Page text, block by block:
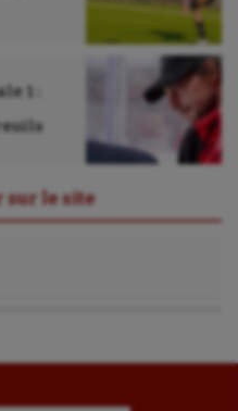
1 :
sur le site